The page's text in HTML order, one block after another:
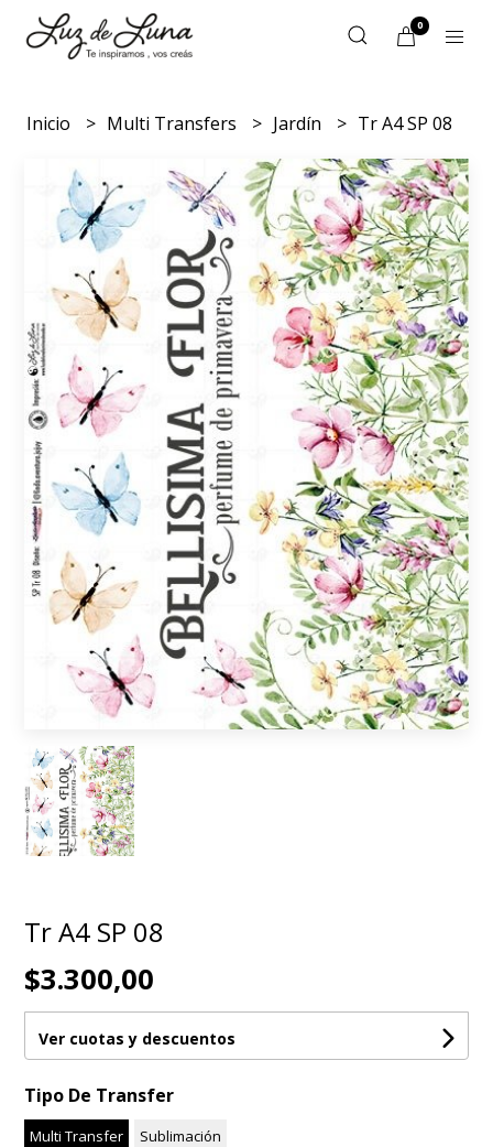
0
Inicio Multi Transfers Jardín Tr A4 SP 08
Tr A4 SP 08
$3.300,00
Ver cuotas y descuentos
Tipo De Transfer
Multi Transfer Sublimación